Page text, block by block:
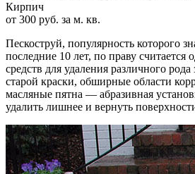
Кирпич
от 300 руб. за м. кв.
Пескоструй, популярность которого
последние 10 лет, по праву
средств для удаления различного
старой краски, обширные области
масляные пятна — абразивная
удалить лишнее и вернуть